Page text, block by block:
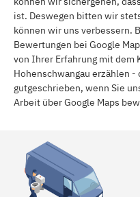
ist. Deswegen bitten wir
können wir uns verbessern.
Bewertungen bei Google
von Ihrer Erfahrung mit dem
Hohenschwangau erzählen
gutgeschrieben, wenn Sie
Arbeit über Google Maps